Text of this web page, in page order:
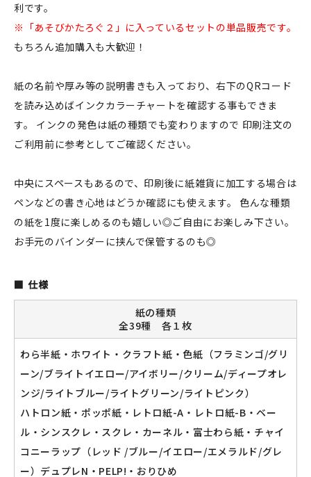
おすすめ特集
読みもの
イベント・ワークショップ
ギャラリー
おしらせ
新規会員登録
マイアカウント
お買い物ガイド
よくある質問
お問い合わせ
利です。
※「あそびかたろぐ２」に入っているセットの単品販売です。
もちろん追加購入も大歓迎！
紙の名前や厚み等の説明書きも入っており、右下のQRコード
を読み込めばインクカラーチャートを確認する事もできま
す。 インクの発色は紙の種類でも変わりますので 印刷注文の
ご利用前に参考としてご確認ください。
中央にスペースもあるので、印刷後に紙雑貨に加工する場合は
ペンなどの書き心地はどうか確認にも使えます。 色んな種類
の紙を1度に楽しめるのも嬉しい◎ご自由にお楽しみ下さい。
お手元のバインダーに挟んで保管するのも◎
仕様
紙の種類
全39種 各１枚
わら半紙・ホワイト・クラフト紙・色紙（フラミンゴ/グリ
ーン/ブライトイエロー/アイボリー/クリーム/ディープオレ
ンジ/ライトブルー/ライトグリーン/ライトピンク）
ハトロン紙・ポッポ紙・レトロ紙-A・レトロ紙-B・ベー
ル・シンスクレ・スクレ・カーネル・富士わら紙・チャイ
コニーラップ（レッド /ブルー/イエロー/エメラルド/グレ
ー）デュプレN・PELP!・おりひめ